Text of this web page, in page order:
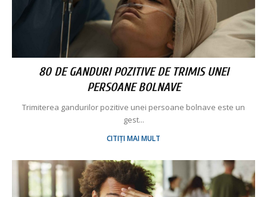
80 DE GANDURI POZITIVE DE TRIMIS UNEI
PERSOANE BOLNAVE
Trimiterea gandurilor pozitive unei persoane bolnave este un
gest...
CITIȚI MAI MULT